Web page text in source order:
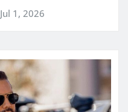
Jul 1, 2026